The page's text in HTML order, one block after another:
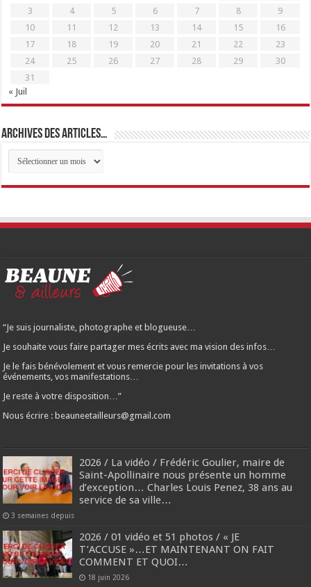
3
4 5 6 7 8
9
10
11 12 13 14 15
16
17
18 19 20 21 22
23
24
25 26 27 28 29
30
31
« Juil
Archives des articles…
Archives
des
articles…
“Je suis journaliste, photographe et blogueuse…
Je souhaite vous faire partager mes écrits avec ma vision des infos…
Je le fais bénévolement et vous remercie pour les invitations à vos
événements, vos manifestations…
Je reste à votre disposition…”
Nous écrire : beauneetailleurs@gmail.com
2026 / La vidéo / Frédéric Goulier, maire de
Saint-Apollinaire nous présente un homme
d’exception… Charles Louis Penez, 38 ans au
service de sa ville…
3 semaines depuis
2026 / 01 vidéo et 51 photos / « JE
T’ACCUSE »…ET MAINTENANT ON FAIT
COMMENT ET QUOI…
18 juin 2026